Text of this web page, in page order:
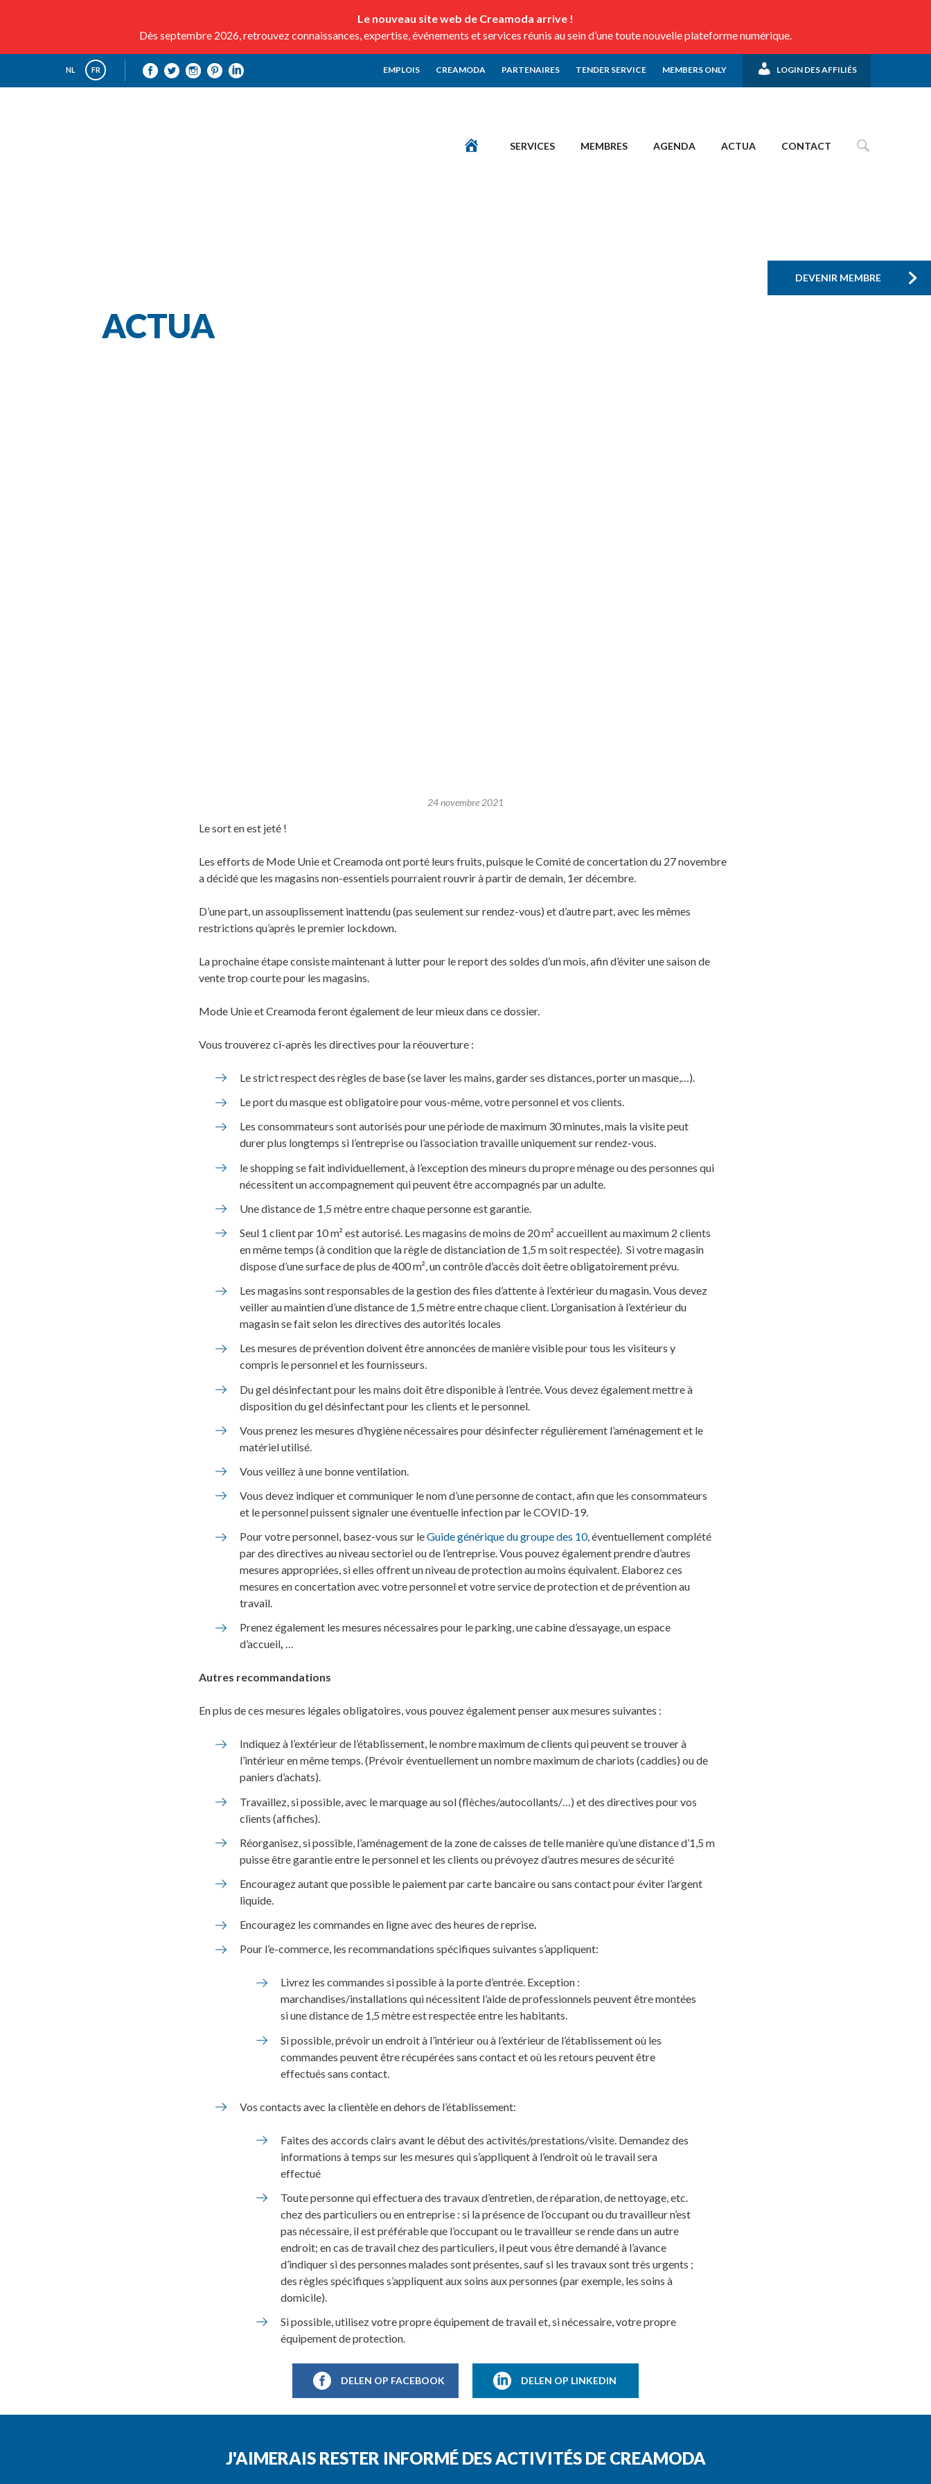
Le nouveau site web de Creamoda arrive !
Dès septembre 2026, retrouvez connaissances, expertise, événements et services réunis au sein d’une toute nouvelle plateforme numérique.
NL FR EMPLOIS CREAMODA PARTENAIRES TENDER SERVICE MEMBERS ONLY LOGIN DES AFFILIÉS
SERVICES MEMBRES AGENDA ACTUA CONTACT
DEVENIR MEMBRE
ACTUA
24 novembre 2021
Le sort en est jeté !
Les efforts de Mode Unie et Creamoda ont porté leurs fruits, puisque le Comité de concertation du 27 novembre
a décidé que les magasins non-essentiels pourraient rouvrir à partir de demain, 1er décembre.
D’une part, un assouplissement inattendu (pas seulement sur rendez-vous) et d’autre part, avec les mêmes
restrictions qu’après le premier lockdown.
La prochaine étape consiste maintenant à lutter pour le report des soldes d’un mois, afin d’éviter une saison de
vente trop courte pour les magasins.
Mode Unie et Creamoda feront également de leur mieux dans ce dossier.
Vous trouverez ci-après les directives pour la réouverture :
Le strict respect des règles de base (se laver les mains, garder ses distances, porter un masque,…).
Le port du masque est obligatoire pour vous-même, votre personnel et vos clients.
Les consommateurs sont autorisés pour une période de maximum 30 minutes, mais la visite peut
durer plus longtemps si l’entreprise ou l’association travaille uniquement sur rendez-vous.
le shopping se fait individuellement, à l’exception des mineurs du propre ménage ou des personnes qui
nécessitent un accompagnement qui peuvent être accompagnés par un adulte.
Une distance de 1,5 mètre entre chaque personne est garantie.
Seul 1 client par 10 m² est autorisé. Les magasins de moins de 20 m² accueillent au maximum 2 clients
en même temps (à condition que la règle de distanciation de 1,5 m soit respectée). Si votre magasin
dispose d’une surface de plus de 400 m², un contrôle d’accès doit êetre obligatoirement prévu.
Les magasins sont responsables de la gestion des files d’attente à l’extérieur du magasin. Vous devez
veiller au maintien d’une distance de 1,5 mètre entre chaque client. L’organisation à l’extérieur du
magasin se fait selon les directives des autorités locales
Les mesures de prévention doivent être annoncées de manière visible pour tous les visiteurs y
compris le personnel et les fournisseurs.
Du gel désinfectant pour les mains doit être disponible à l’entrée. Vous devez également mettre à
disposition du gel désinfectant pour les clients et le personnel.
Vous prenez les mesures d’hygiène nécessaires pour désinfecter régulièrement l’aménagement et le
matériel utilisé.
Vous veillez à une bonne ventilation.
Vous devez indiquer et communiquer le nom d’une personne de contact, afin que les consommateurs
et le personnel puissent signaler une éventuelle infection par le COVID-19.
Pour votre personnel, basez-vous sur leGuide générique du groupe des 10, éventuellement complété
par des directives au niveau sectoriel ou de l’entreprise. Vous pouvez également prendre d’autres
mesures appropriées, si elles offrent un niveau de protection au moins équivalent. Elaborez ces
mesures en concertation avec votre personnel et votre service de protection et de prévention au
travail.
Prenez également les mesures nécessaires pour le parking, une cabine d’essayage, un espace
d’accueil, …
Autres recommandations
En plus de ces mesures légales obligatoires, vous pouvez également penser aux mesures suivantes :
Indiquez à l’extérieur de l’établissement, le nombre maximum de clients qui peuvent se trouver à
l’intérieur en même temps. (Prévoir éventuellement un nombre maximum de chariots (caddies) ou de
paniers d’achats).
Travaillez, si possible, avec le marquage au sol (flèches/autocollants/…) et des directives pour vos
clients (affiches).
Réorganisez, si possible, l’aménagement de la zone de caisses de telle manière qu’une distance d’1,5 m
puisse être garantie entre le personnel et les clients ou prévoyez d’autres mesures de sécurité
Encouragez autant que possible le paiement par carte bancaire ou sans contact pour éviter l’argent
liquide.
Encouragez les commandes en ligne avec des heures de reprise.
Pour l’e-commerce, les recommandations spécifiques suivantes s’appliquent:
Livrez les commandes si possible à la porte d’entrée. Exception :
marchandises/installations qui nécessitent l’aide de professionnels peuvent être montées
si une distance de 1,5 mètre est respectée entre les habitants.
Si possible, prévoir un endroit à l’intérieur ou à l’extérieur de l’établissement où les
commandes peuvent être récupérées sans contact et où les retours peuvent être
effectués sans contact.
Vos contacts avec la clientèle en dehors de l’établissement:
Faites des accords clairs avant le début des activités/prestations/visite. Demandez des
informations à temps sur les mesures qui s’appliquent à l’endroit où le travail sera
effectué
Toute personne qui effectuera des travaux d’entretien, de réparation, de nettoyage, etc.
chez des particuliers ou en entreprise : si la présence de l’occupant ou du travailleur n’est
pas nécessaire, il est préférable que l’occupant ou le travailleur se rende dans un autre
endroit; en cas de travail chez des particuliers, il peut vous être demandé à l’avance
d’indiquer si des personnes malades sont présentes, sauf si les travaux sont très urgents ;
des règles spécifiques s’appliquent aux soins aux personnes (par exemple, les soins à
domicile).
Si possible, utilisez votre propre équipement de travail et, si nécessaire, votre propre
équipement de protection.
DELEN OP FACEBOOK DELEN OP LINKEDIN
J'AIMERAIS RESTER INFORMÉ DES ACTIVITÉS DE CREAMODA